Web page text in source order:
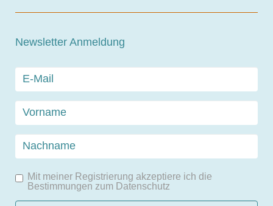
Newsletter Anmeldung
Mit meiner Registrierung akzeptiere ich die
Bestimmungen zum Datenschutz